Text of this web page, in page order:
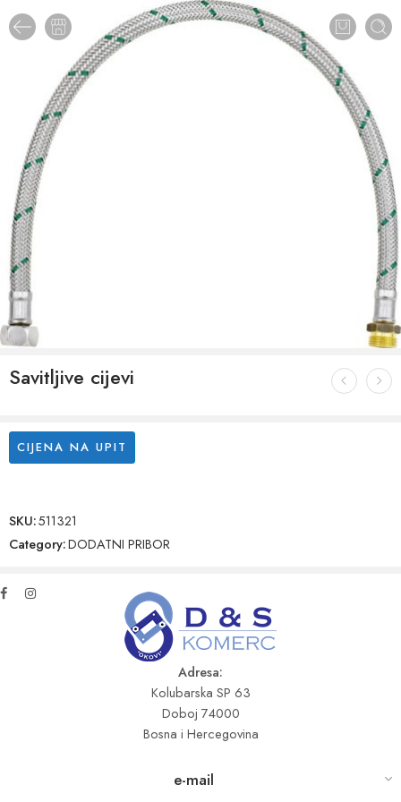
Savitljive cijevi
CIJENA NA UPIT
SKU:511321
Category:DODATNI PRIBOR
Adresa:
Kolubarska SP 63
Doboj 74000
Bosna i Hercegovina
e-mail